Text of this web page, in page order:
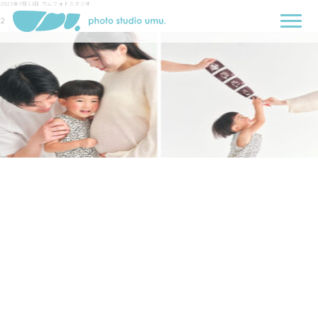
2025年7月13日 ウムフォトスタジオ
2